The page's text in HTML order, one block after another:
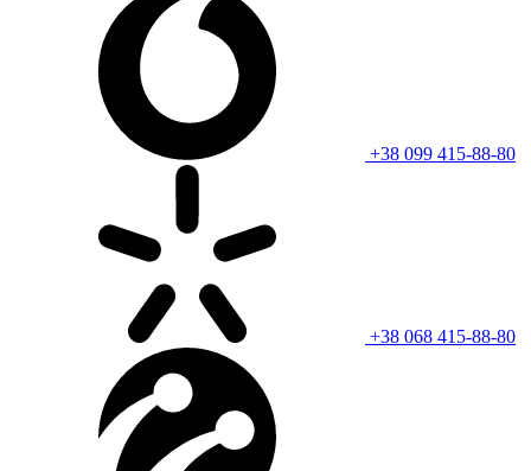
+38 099 415-88-80
+38 068 415-88-80